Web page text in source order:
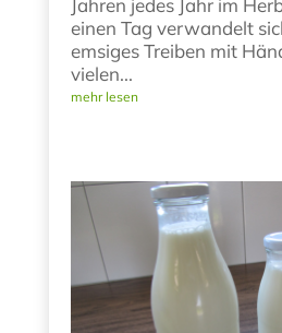
Jahren jedes Jahr im
einen Tag verwandelt
emsiges Treiben mit
vielen...
mehr lesen